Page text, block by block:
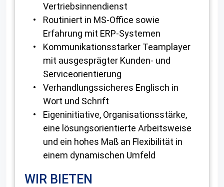
Vertriebsinnendienst
Routiniert in MS-Office sowie
Erfahrung mit ERP-Systemen
Kommunikationsstarker Teamplayer
mit ausgesprägter Kunden- und
Serviceorientierung
Verhandlungssicheres Englisch in
Wort und Schrift
Eigeninitiative, Organisationsstärke,
eine lösungsorientierte Arbeitsweise
und ein hohes Maß an Flexibilität in
einem dynamischen Umfeld
WIR BIETEN